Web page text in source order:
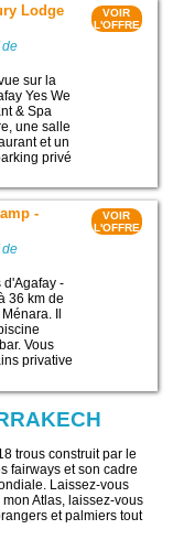
Lodge
de
sur la
Yes We
& Spa
une salle
et un
privé
VOIR
L'OFFRE
-
de
d'Agafay -
36 km de
Il
Vous
privative
VOIR
L'OFFRE
trous construit par le
fairways et son cadre
Laissez-vous
Atlas, laissez-vous
et palmiers tout